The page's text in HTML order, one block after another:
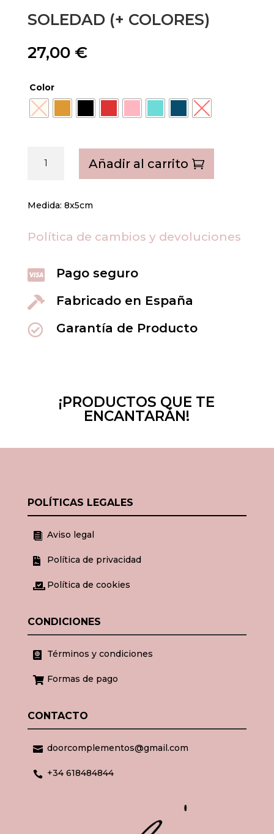
SOLEDAD (+ COLORES)
27,00 €
Color
Añadir al carrito
Medida: 8x5cm
Política de cambios y devoluciones
 Pago seguro
 Fabricado en España
 Garantía de Producto
¡PRODUCTOS QUE TE
ENCANTARÁN!
POLÍTICAS LEGALES
 Aviso legal
 Política de privacidad
 Política de cookies
CONDICIONES
 Términos y condiciones
 Formas de pago
CONTACTO
 doorcomplementos@gmail.com
 +34 618484844